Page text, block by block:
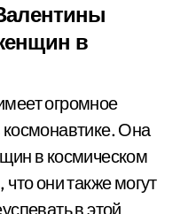
в
огромное
Она
в космическом
они также могут
в этой